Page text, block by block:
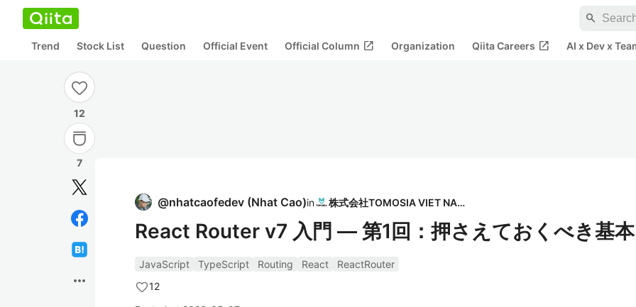
search
Trend Stock List Question Official Event Official Column open_in_new Organization Qiita Careers open_in_new AI x Dev x
12
7
more_horiz
@nhatcaofedev (Nhat Cao)in 株式会社TOMOSIA VIET NAM
React Router v7 入門 — 第1回：押さえておくべき基本
JavaScript TypeScript Routing React
ReactRouter
12